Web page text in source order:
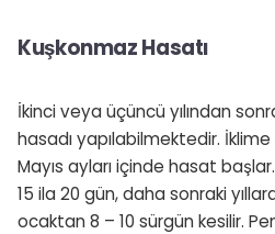
Kuşkonmaz Hasatı
İkinci veya üçüncü yılından
hasadı yapılabilmektedir.
Mayıs ayları içinde hasat
15 ila 20 gün, daha sonraki
ocaktan 8 – 10 sürgün kesilir.